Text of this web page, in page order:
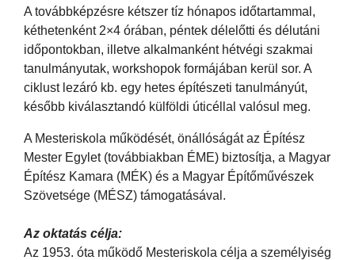
A továbbképzésre kétszer tíz hónapos időtartammal,
kéthetenként 2×4 órában, péntek délelőtti és délutáni
időpontokban, illetve alkalmanként hétvégi szakmai
tanulmányutak, workshopok formájában kerül sor. A
ciklust lezáró kb. egy hetes építészeti tanulmányút,
később kiválasztandó külföldi úticéllal valósul meg.
A Mesteriskola működését, önállóságát az Építész
Mester Egylet (továbbiakban ÉME) biztosítja, a Magyar
Építész Kamara (MÉK) és a Magyar Építőművészek
Szövetsége (MÉSZ) támogatásával.
Az oktatás célja:
Az 1953. óta működő Mesteriskola célja a személyiség